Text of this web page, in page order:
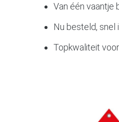
Van één vaantje
Nu besteld, snel
Topkwaliteit